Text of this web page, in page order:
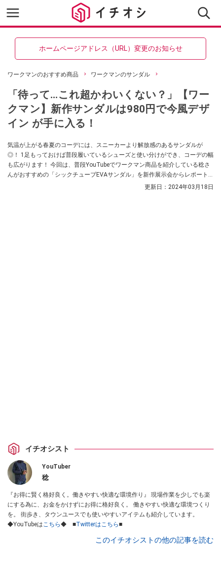
ホームページアドレス（URL）変更のお知らせ
ワークマンのおすすめ商品 ワークマンのサンダル
「待って…これ超かわいくない？」【ワー
クマン】新作サンダルは980円で今風デザ
イン が手に入る！
気温が上がる春夏のコーデには、スニーカーより解放感のあるサンダルが
◎！ 1足もっておけば普段履いているシューズと使い分けができ、コーデの幅
も広がります！ 今回は、普段YouTubeでワークマン商品を紹介している稔さ
んがおすすめの「シックチューブEVAサンダル」を新作展示会からレポート
してくれました！ デザインもかわいく、メンズにもレディースにもおすすめ
更新日： 2024年03月18日
イチオシスト
YouTuber
稔
『お得に賢く格好良く。働きやすい快適な環境作り』 現場作業を少しでも楽
にする為に、お金をかけずにお得に格好良く。 働きやすい快適な環境つくり
を。 街歩き、タウンユースでも使いやすいアイテムも紹介しています。
◆YouTubeはこちら◆ ■Twitterはこちら■
このイチオシストの他の記事を読む